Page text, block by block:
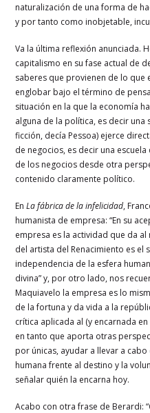
naturalización de una forma de
y por tanto como inobjetable,
Va la última reflexión anunciada.
capitalismo en su fase actual de
saberes que provienen de lo
englobar bajo el término de
situación en la que la economía
alguna de la política, es decir
ficción, decía Pessoa) ejerce
de negocios, es decir una
de los negocios desde otra
contenido claramente político.
EnLa fábrica de la infelicidad,
humanista de empresa: “En su
empresa es la actividad que da
del artista del Renacimiento es el
independencia de la esfera
divina” y, por otro lado, nos
Maquiavelo la empresa es lo
de la fortuna y da vida a la
crítica aplicada al (y encarnada
en tanto que aporta otras
por únicas, ayudar a llevar a
humana frente al destino y la
señalar quién la encarna hoy.
Acabo con otra frase de Berardi: